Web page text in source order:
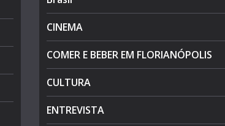
CINEMA
COMER E BEBER EM FLORIANÓPOLIS
CULTURA
ENTREVISTA